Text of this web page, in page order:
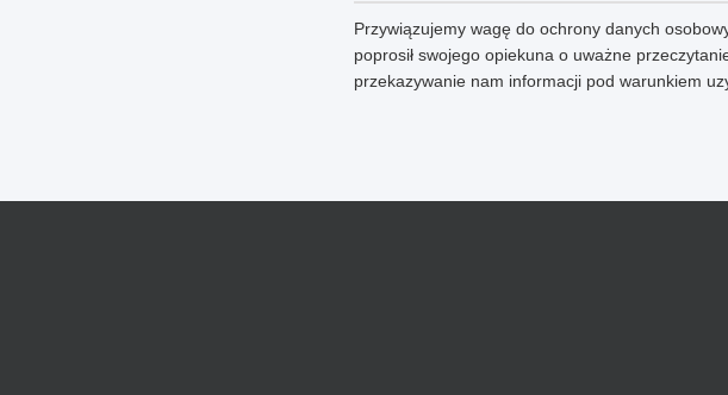
Przywiązujemy wagę do ochrony danych
poprosił swojego opiekuna o uważne
przekazywanie nam informacji pod warunkiem